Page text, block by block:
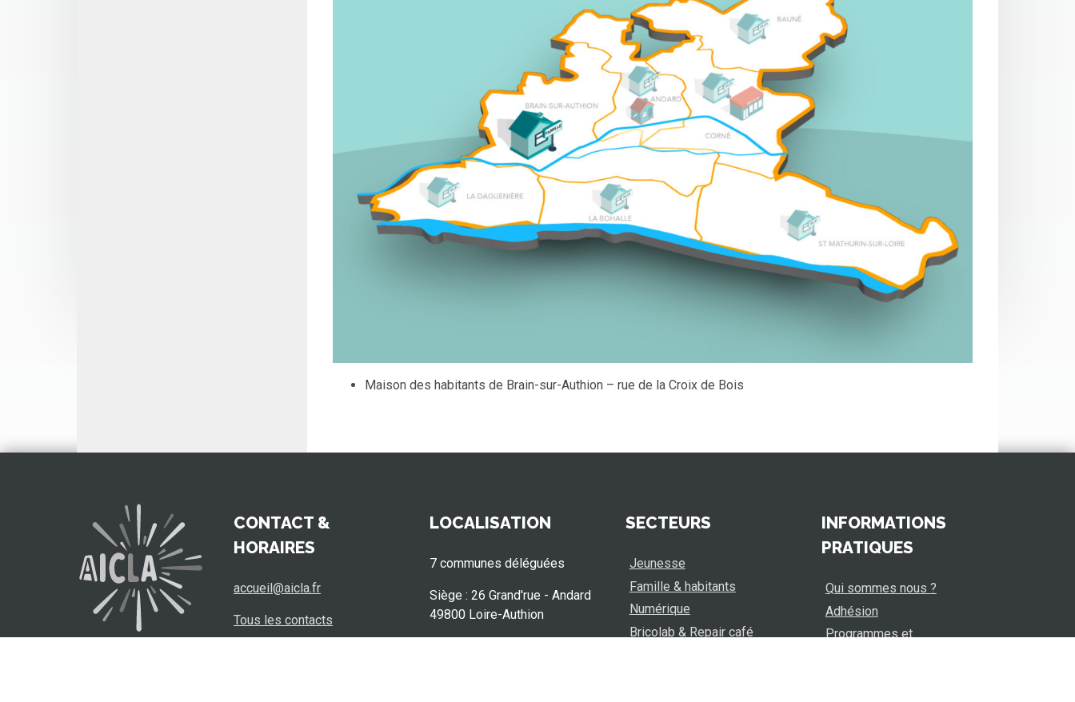
Maison des habitants de Brain-sur-Authion – rue de la Croix de Bois
CONTACT &
HORAIRES
accueil@aicla.fr
Tous les contacts
LOCALISATION
7 communes déléguées
Siège : 26 Grand'rue - Andard
49800 Loire-Authion
SECTEURS
Jeunesse
Famille & habitants
Numérique
Bricolab & Repair café
INFORMATIONS
PRATIQUES
Qui sommes nous ?
Adhésion
Programmes et